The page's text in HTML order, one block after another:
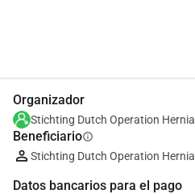
Organizador
Stichting Dutch Operation Hernia
Beneficiarioinfo
Stichting Dutch Operation Hernia
Datos bancarios para el pago